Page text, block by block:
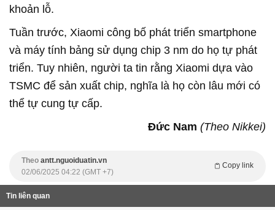
khoản lỗ.
Tuần trước, Xiaomi công bố phát triển smartphone
và máy tính bảng sử dụng chip 3 nm do họ tự phát
triển. Tuy nhiên, người ta tin rằng Xiaomi dựa vào
TSMC để sản xuất chip, nghĩa là họ còn lâu mới có
thể tự cung tự cấp.
Đức Nam (Theo Nikkei)
Theo antt.nguoiduatin.vn
Copy link
02/06/2025 04:22 (GMT +7)
Tin liên quan